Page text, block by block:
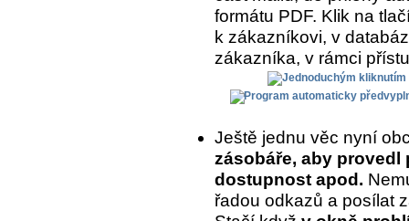
formátu PDF. Klik na
k zákazníkovi, v
zákazníka, v rámci
Ještě jednu věc nyní
zásobáře, aby
dostupnost apod.
řadou odkazů a posílat